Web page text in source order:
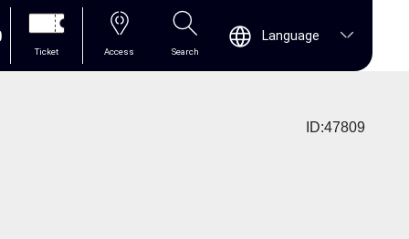
Ticket Access Search
Language
ID:47809